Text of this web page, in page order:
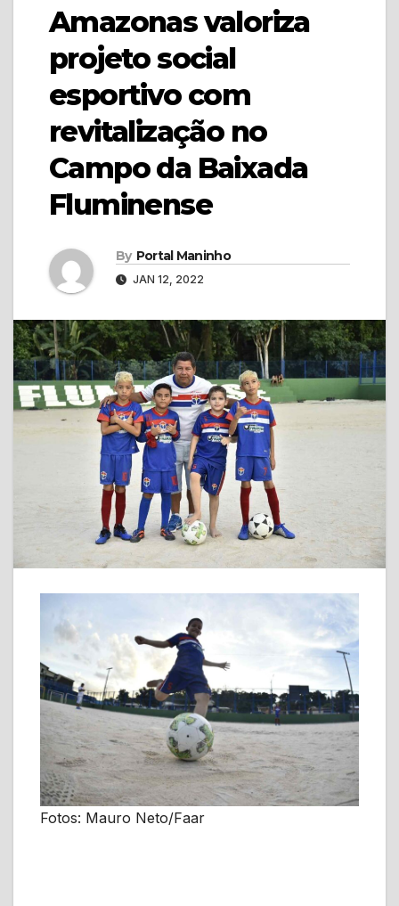
Amazonas valoriza
projeto social
esportivo com
revitalização no
Campo da Baixada
Fluminense
By Portal Maninho
JAN 12, 2022
Fotos: Mauro Neto/Faar